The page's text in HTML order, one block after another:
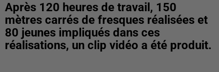
Après 120 heures de travail, 150
mètres carrés de fresques réalisées et
80 jeunes impliqués dans ces
réalisations, un clip vidéo a été produit.